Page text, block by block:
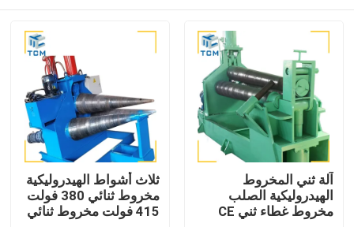
آلة ثني المخروط
الهيدروليكية الصلب
مخروط غطاء ثني CE
ثلاث أشواط الهيدروليكية
مخروط ثنائي 380 فولت
415 فولت مخروط ثنائي